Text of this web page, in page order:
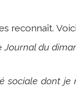
reconnaît.
Journal du
sociale dont je